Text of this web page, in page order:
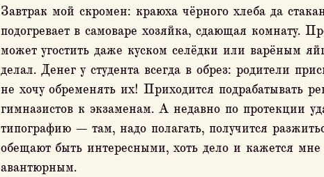
Завтрак мой скромен: краюха чёрного хлеба да
подогревает в самоваре хозяйка, сдающая комнату.
может угостить даже куском селёдки или варёным
делал. Денег у студента всегда в обрез: родители
не хочу обременять их! Приходится подрабатывать
гимназистов к экзаменам. А недавно по протекции
типографию — там, надо полагать, получится
обещают быть интересными, хоть дело и кажется мне
авантюрным.